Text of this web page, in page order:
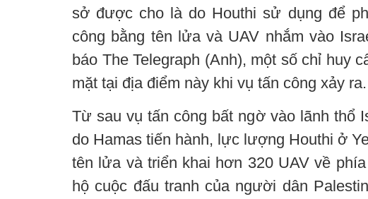
sở được cho là do Houthi sử dụng để
công bằng tên lửa và UAV nhắm vào
báo The Telegraph (Anh), một số chỉ huy
mặt tại địa điểm này khi vụ tấn công xảy ra.
Từ sau vụ tấn công bất ngờ vào lãnh thổ
do Hamas tiến hành, lực lượng Houthi ở
tên lửa và triển khai hơn 320 UAV về
hộ cuộc đấu tranh của người dân